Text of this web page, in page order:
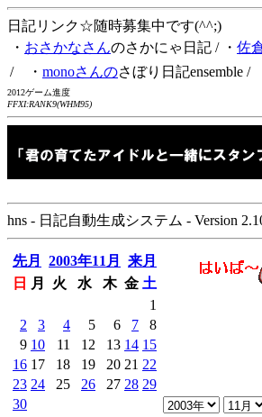
日記リンク☆随時募集中です(^^;)
・ おさかなさんのさかにゃ日記 / ・ 佐
/ ・ monoさんのさぼり日記ensemble /
2012ゲーム進度
FFXI:RANK9(WHM95)
hns - 日記自動生成システム - Version
先月 2003年11月
来月
日
月 火 水 木 金 土
1
2
3 4 5 6 7
8
9 10 11 12 13 14 15
16 17 18 19 20 21 22
23 24 25 26 27 28 29
30